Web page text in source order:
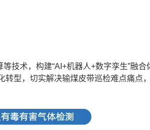
术，构建“AI+机器人+数字孪生”融合
转型，切实解决输煤皮带巡检难点痛点